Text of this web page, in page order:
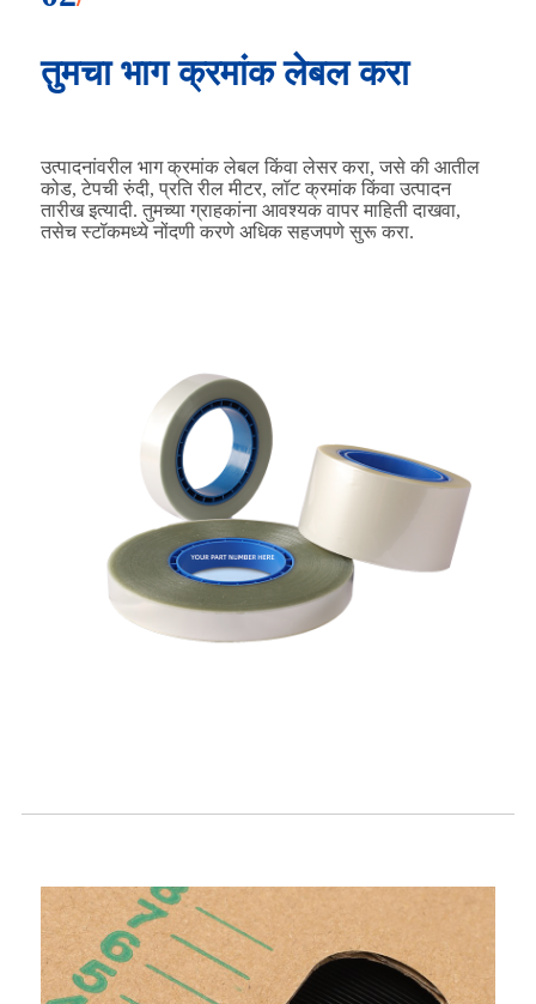
तुमचा भाग क्रमांक लेबल करा
उत्पादनांवरील भाग क्रमांक लेबल किंवा लेसर करा, जसे की आतील
कोड, टेपची रुंदी, प्रति रील मीटर, लॉट क्रमांक किंवा उत्पादन
तारीख इत्यादी. तुमच्या ग्राहकांना आवश्यक वापर माहिती दाखवा,
तसेच स्टॉकमध्ये नोंदणी करणे अधिक सहजपणे सुरू करा.